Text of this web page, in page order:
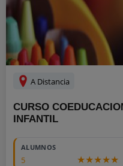
A Distancia
CURSO
INFANTIL
ALUMNOS
5